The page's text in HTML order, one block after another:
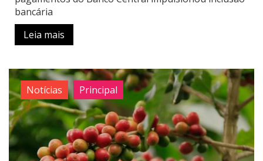
bancária
Leia mais
Notícias Principal